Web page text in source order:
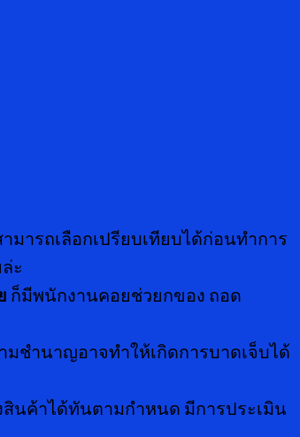
ารถเลือกเปรียบเทียบได้ก่อนทำการ
ะ
ก็มีพนักงานคอยช่วยกของ ถอด
ชำนาญอาจทำให้เกิดการบาดเจ็บได้
นค้าได้ทันตามกำหนด มีการประเมิน